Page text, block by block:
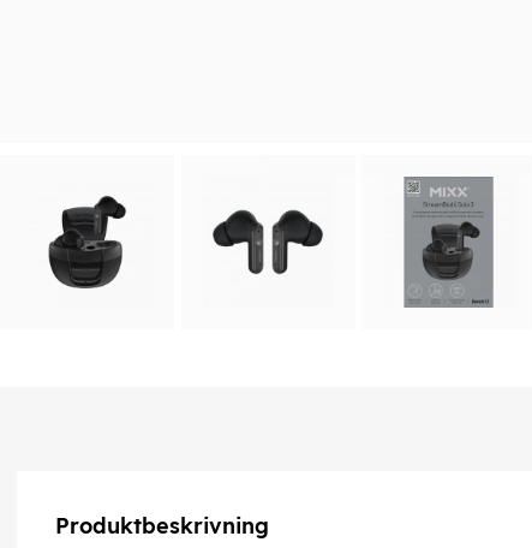
Produktbeskrivning